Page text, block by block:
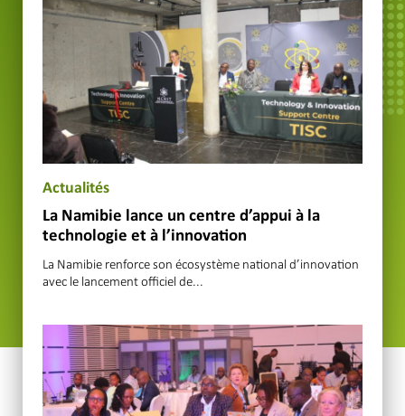
Actualités
La Namibie lance un centre d’appui à la
technologie et à l’innovation
La Namibie renforce son écosystème national d’innovation
avec le lancement officiel de...